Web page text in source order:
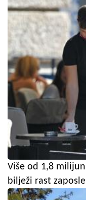
Više od 1,8
bilježi rast